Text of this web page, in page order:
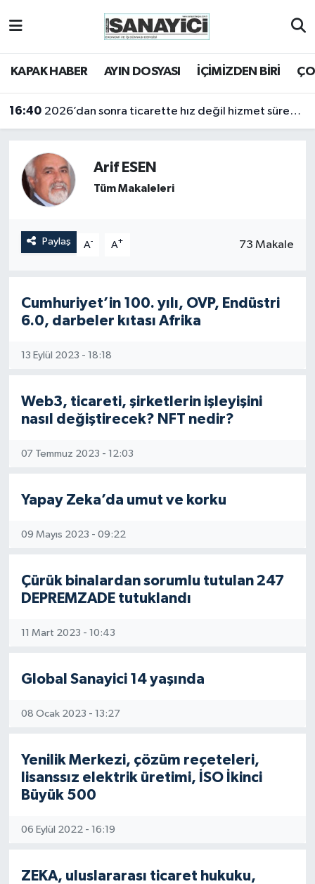
KAPAK HABER AYIN DOSYASI İÇİMİZDEN BİRİ
16:40 2026’dan sonra ticarette hız değil hizmet sürekliliği öne çıkacak
Arif ESEN
Tüm Makaleleri
Paylaş A- A+ 73 Makale
Cumhuriyet’in 100. yılı, OVP, Endüstri
6.0, darbeler kıtası Afrika
13 Eylül 2023 - 18:18
Web3, ticareti, şirketlerin işleyişini
nasıl değiştirecek? NFT nedir?
07 Temmuz 2023 - 12:03
Yapay Zeka’da umut ve korku
09 Mayıs 2023 - 09:22
Çürük binalardan sorumlu tutulan 247
DEPREMZADE tutuklandı
11 Mart 2023 - 10:43
Global Sanayici 14 yaşında
08 Ocak 2023 - 13:27
Yenilik Merkezi, çözüm reçeteleri,
lisanssız elektrik üretimi, İSO İkinci
Büyük 500
06 Eylül 2022 - 16:19
ZEKA, uluslararası ticaret hukuku,
Tekirdağ Nöbetçi Eczaneler
Tekirdağ Trafik Yoğunluk Haritası
Süper Lig Puan Durumu ve Fikstür
Tüm Manşetler
Haber Arşivi